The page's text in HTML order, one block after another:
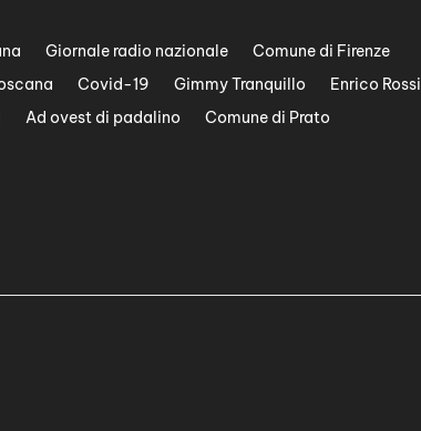
Giornale radio nazionale
Comune di Firenze
Covid-19 Gimmy Tranquillo
Enrico Rossi
Ad ovest di padalino
Comune di Prato